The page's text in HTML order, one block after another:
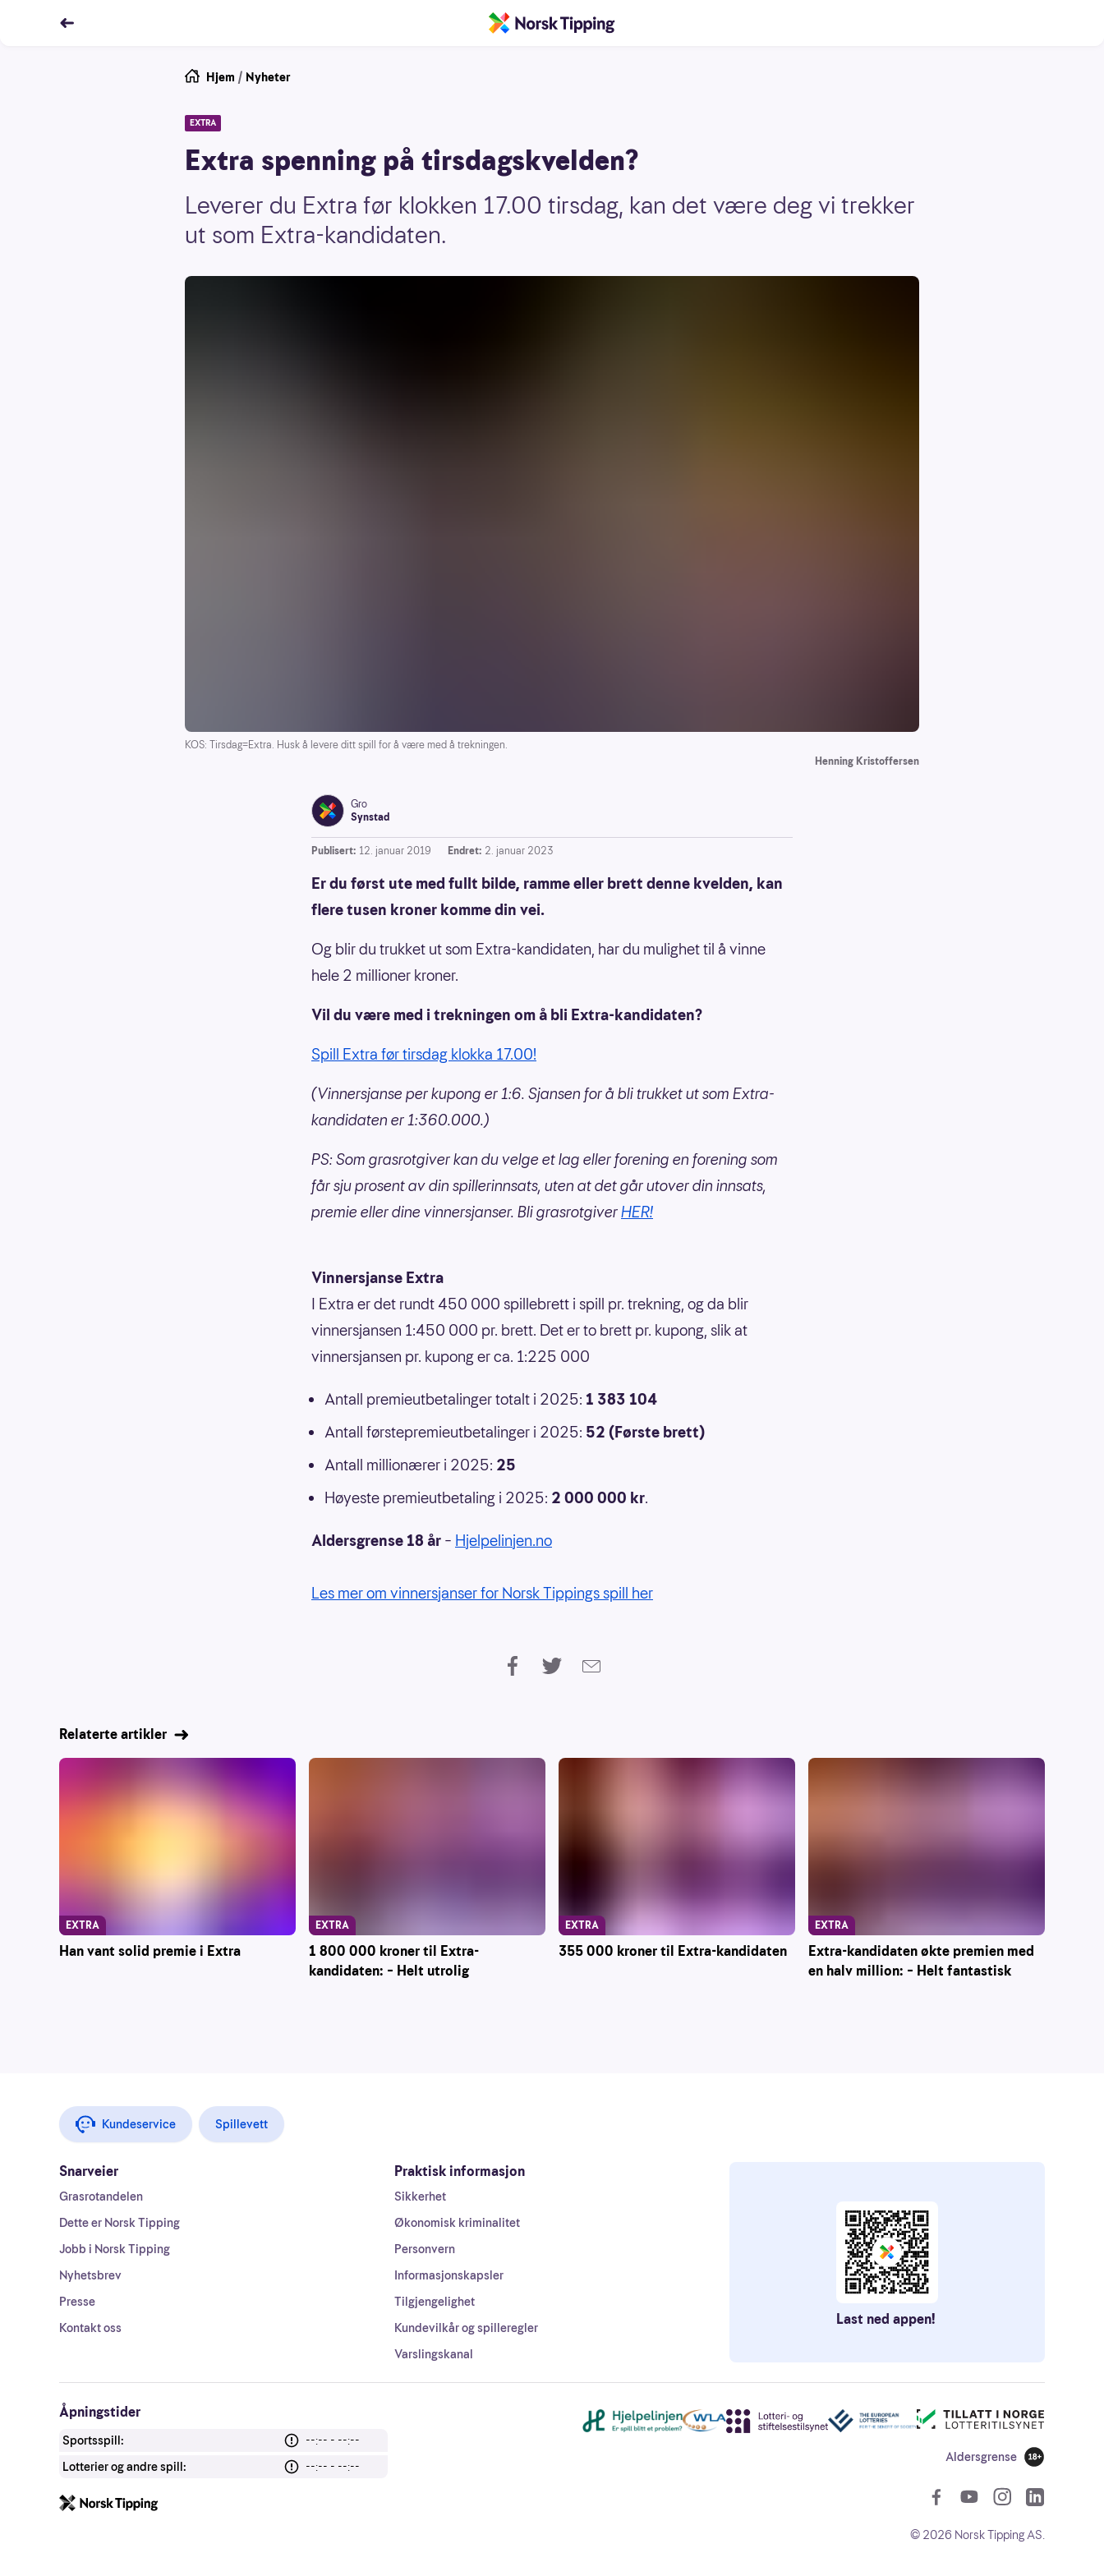
Hjem / Nyheter
EXTRA
Extra spenning på tirsdagskvelden?
Leverer du Extra før klokken 17.00 tirsdag, kan det være deg vi trekker
ut som Extra-kandidaten.
KOS: Tirsdag=Extra. Husk å levere ditt spill for å være med å trekningen.
Henning Kristoffersen
Gro
Synstad
Publisert: 12. januar 2019 Endret: 2. januar 2023
Er du først ute med fullt bilde, ramme eller brett denne kvelden, kan
flere tusen kroner komme din vei.
Og blir du trukket ut som Extra-kandidaten, har du mulighet til å vinne
hele 2 millioner kroner.
Vil du være med i trekningen om å bli Extra-kandidaten?
Spill Extra før tirsdag klokka 17.00!
(Vinnersjanse per kupong er 1:6. Sjansen for å bli trukket ut som Extra-
kandidaten er 1:360.000.)
PS: Som grasrotgiver kan du velge et lag eller forening en forening som
får sju prosent av din spillerinnsats, uten at det går utover din innsats,
premie eller dine vinnersjanser. Bli grasrotgiverHER!
Vinnersjanse Extra
I Extra er det rundt 450 000 spillebrett i spill pr. trekning, og da blir
vinnersjansen 1:450 000 pr. brett. Det er to brett pr. kupong, slik at
vinnersjansen pr. kupong er ca. 1:225 000
Antall premieutbetalinger totalt i 2025: 1 383 104
Antall førstepremieutbetalinger i 2025: 52 (Første brett)
Antall millionærer i 2025: 25
Høyeste premieutbetaling i 2025: 2 000 000 kr.
Aldersgrense 18 år – Hjelpelinjen.no
Les mer om vinnersjanser for Norsk Tippings spill her
Relaterte artikler
Han vant solid premie i Extra
EXTRA
1 800 000 kroner til Extra-
kandidaten: – Helt utrolig
EXTRA
355 000 kroner til Extra-kandidaten
EXTRA
Extra-kandidaten økte premien med
en halv million: – Helt fantastisk
EXTRA
Kundeservice Spillevett
Snarveier
Grasrotandelen
Dette er Norsk Tipping
Jobb i Norsk Tipping
Nyhetsbrev
Presse
Kontakt oss
Praktisk informasjon
Sikkerhet
Økonomisk kriminalitet
Personvern
Informasjonskapsler
Tilgjengelighet
Kundevilkår og spilleregler
Varslingskanal
Last ned appen!
Åpningstider
Sportsspill:
--:-- - --:--
Lotterier og andre spill:
--:-- - --:--
Aldersgrense
18 år
© 2026 Norsk Tipping AS.